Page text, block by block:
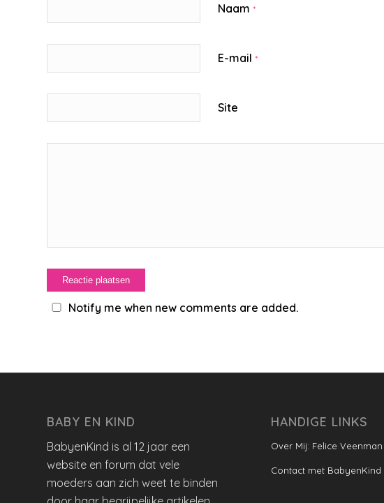
Naam *
E-mail *
Site
Notify me when new comments are added.
BABY EN KIND
BabyenKind is al 12 jaar een
website en forum dat vele
moeders aan zich weet te binden
HANDIGE LINKS
Over Mij: Felice Veenman
Contact met BabyenKind